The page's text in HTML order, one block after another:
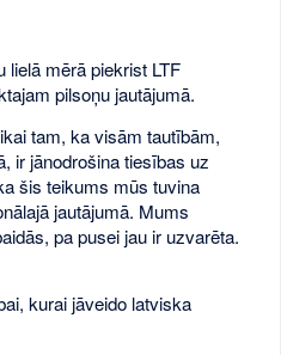
mērā piekrist LTF
pilsoņu jautājumā.
tam, ka visām tautībām,
ir jānodrošina tiesības uz
šis teikums mūs tuvina
jautājumā. Mums
pa pusei jau ir uzvarēta.
kurai jāveido latviska